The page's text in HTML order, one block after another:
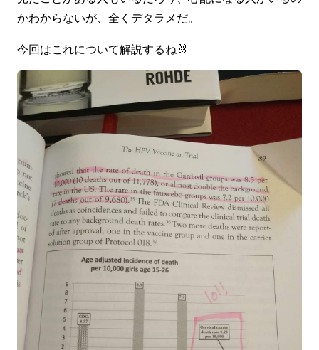
かわからないが、全くデタラメだ。
今回はこれについて解説するね🐰